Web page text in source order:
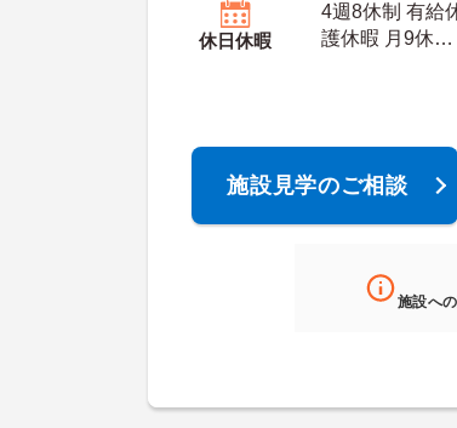
休日休暇
4週8休制 有給
護休暇 月9休
施設見学のご相談
施設へ